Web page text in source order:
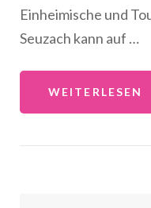
Einheimische und
Seuzach kann auf …
WEITERLESEN